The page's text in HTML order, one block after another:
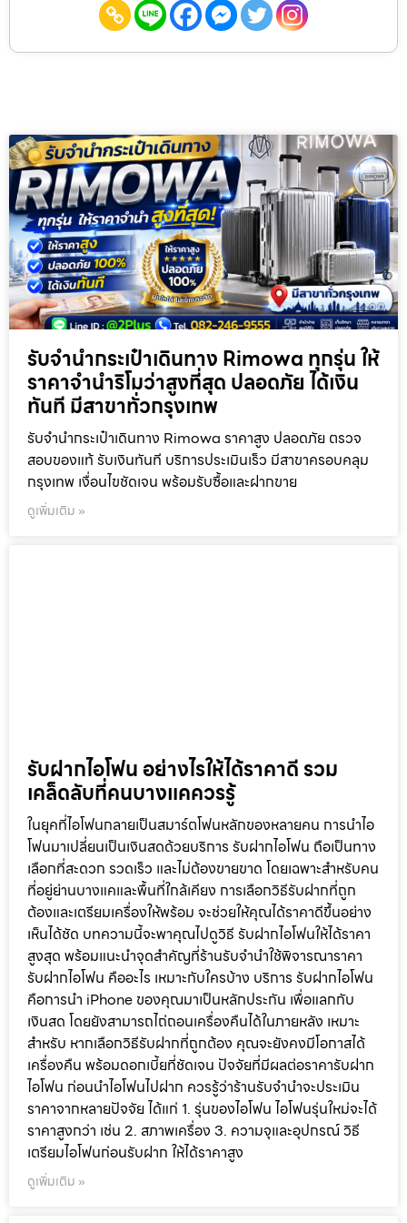
รับจำนำกระเป๋าเดินทาง Rimowa ทุกรุ่น ให้
ราคาจำนำริโมว่าสูงที่สุด ปลอดภัย ได้เงิน
รับฝากไอโฟน อย่างไรให้ได้ราคาดี รวม
เคล็ดลับที่คนบางแคควรรู้
ในยุคที่ไอโฟนกลายเป็นสมาร์ตโฟนหลักของหลายคน การนำไอ
โฟนมาเปลี่ยนเป็นเงินสดด้วยบริการ รับฝากไอโฟน ถือเป็นทาง
เลือกที่สะดวก รวดเร็ว และไม่ต้องขายขาด โดยเฉพาะสำหรับคน
ที่อยู่ย่านบางแคและพื้นที่ใกล้เคียง การเลือกวิธีรับฝากที่ถูก
ต้องและเตรียมเครื่องให้พร้อม จะช่วยให้คุณได้ราคาดีขึ้นอย่าง
เห็นได้ชัด บทความนี้จะพาคุณไปดูวิธี รับฝากไอโฟนให้ได้ราคา
สูงสุด พร้อมแนะนำจุดสำคัญที่ร้านรับจำนำใช้พิจารณาราคา
รับฝากไอโฟน คืออะไร เหมาะกับใครบ้าง บริการ รับฝากไอโฟน
คือการนำ iPhone ของคุณมาเป็นหลักประกัน เพื่อแลกกับ
เงินสด โดยยังสามารถไถ่ถอนเครื่องคืนได้ในภายหลัง เหมาะ
สำหรับ หากเลือกวิธีรับฝากที่ถูกต้อง คุณจะยังคงมีโอกาสได้